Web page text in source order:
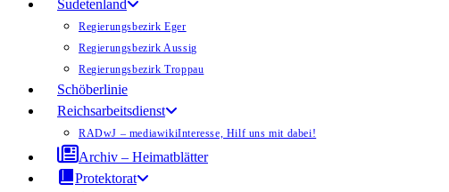
Sudetenland
Regierungsbezirk Eger
Regierungsbezirk Aussig
Regierungsbezirk Troppau
Schöberlinie
Reichsarbeitsdienst
RADwJ – mediawikiInteresse, Hilf uns mit dabei!
Archiv – Heimatblätter
Protektorat